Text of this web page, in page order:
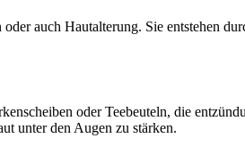
auch Hautalterung. Sie entstehen
oder Teebeuteln, die
unter den Augen zu stärken.